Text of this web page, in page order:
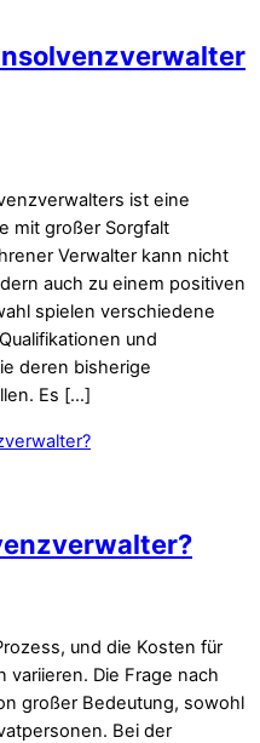
ist eine
mit großer Sorgfalt
Verwalter kann nicht
auch zu einem positiven
spielen verschiedene
und
deren bisherige
Es […]
und die Kosten für
Die Frage nach
großer Bedeutung, sowohl
Bei der